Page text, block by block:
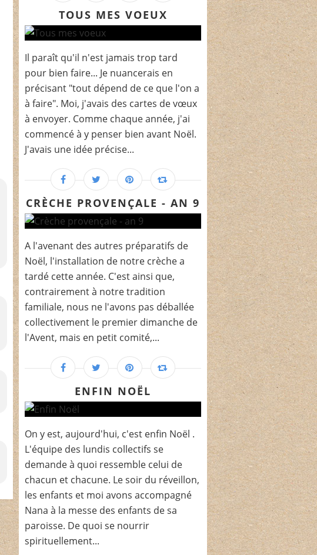
TOUS MES VOEUX
Il paraît qu'il n'est jamais trop tard
pour bien faire... Je nuancerais en
précisant "tout dépend de ce que l'on a
à faire". Moi, j'avais des cartes de vœux
à envoyer. Comme chaque année, j'ai
commencé à y penser bien avant Noël.
J'avais une idée précise...
CRÈCHE PROVENÇALE - AN 9
A l'avenant des autres préparatifs de
Noël, l'installation de notre crèche a
tardé cette année. C'est ainsi que,
contrairement à notre tradition
familiale, nous ne l'avons pas déballée
collectivement le premier dimanche de
l'Avent, mais en petit comité,...
ENFIN NOËL
On y est, aujourd'hui, c'est enfin Noël .
L'équipe des lundis collectifs se
demande à quoi ressemble celui de
chacun et chacune. Le soir du réveillon,
les enfants et moi avons accompagné
Nana à la messe des enfants de sa
paroisse. De quoi se nourrir
spirituellement...